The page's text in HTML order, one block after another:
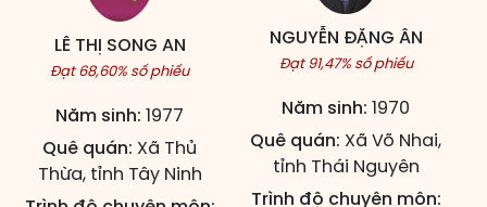
LÊ THỊ SONG AN
Đạt 68,60% số phiếu
Năm sinh: 1977
Quê quán: Xã Thủ
Thừa, tỉnh Tây Ninh
NGUYỄN ĐẶNG ÂN
Đạt 91,47% số phiếu
Năm sinh: 1970
Quê quán: Xã Võ Nhai,
tỉnh Thái Nguyên
Trình độ chuyên môn: